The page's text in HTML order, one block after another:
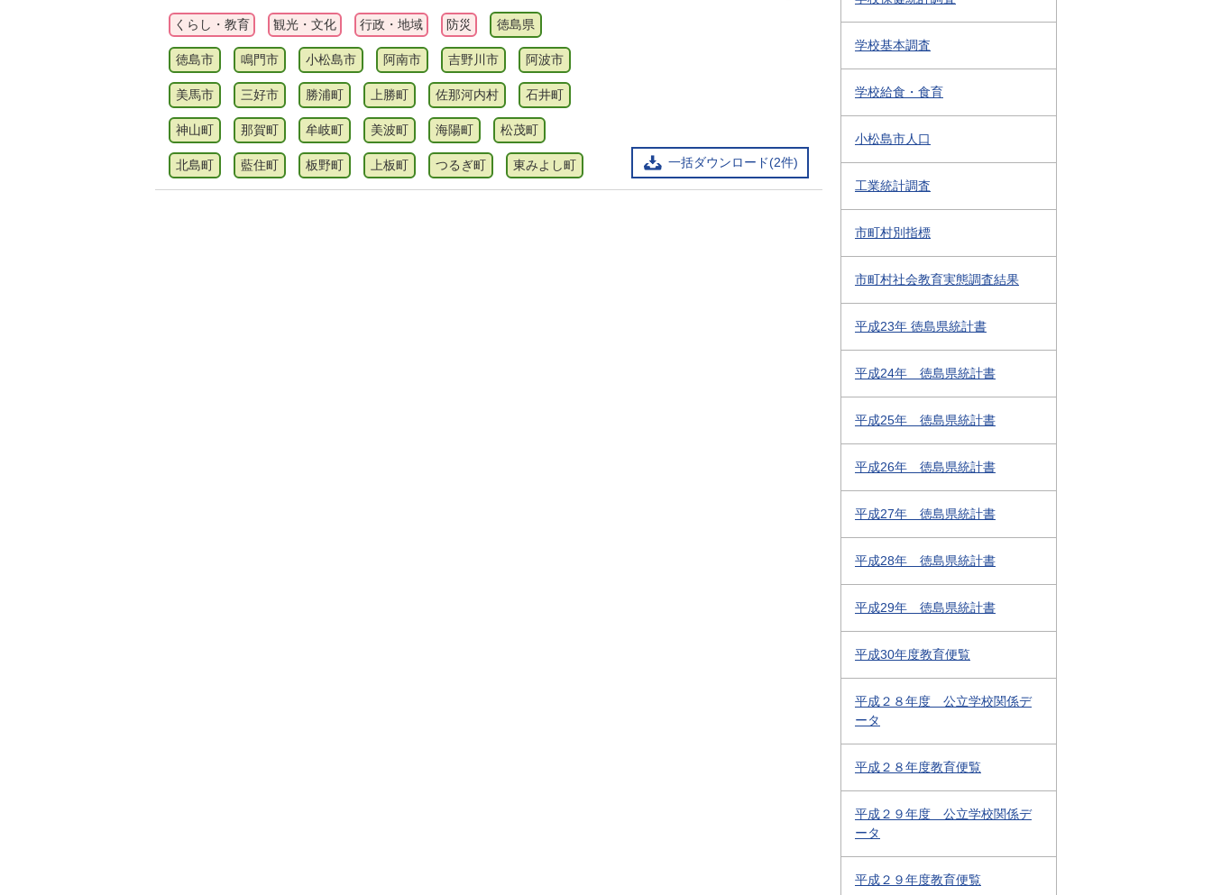
一括ダウンロード(2件)
くらし・教育 観光・文化 行政・地域 防災 徳島県
徳島市 鳴門市 小松島市 阿南市 吉野川市 阿波市
美馬市 三好市 勝浦町 上勝町 佐那河内村 石井町
神山町 那賀町 牟岐町 美波町 海陽町 松茂町
北島町 藍住町 板野町 上板町 つるぎ町 東みよし町
学校基本調査
学校給食・食育
小松島市人口
工業統計調査
市町村別指標
市町村社会教育実態調査結果
平成23年 徳島県統計書
平成24年 徳島県統計書
平成25年 徳島県統計書
平成26年 徳島県統計書
平成27年 徳島県統計書
平成28年 徳島県統計書
平成29年 徳島県統計書
平成30年度教育便覧
平成２８年度 公立学校関係デ
ータ
平成２８年度教育便覧
平成２９年度 公立学校関係デ
ータ
平成２９年度教育便覧